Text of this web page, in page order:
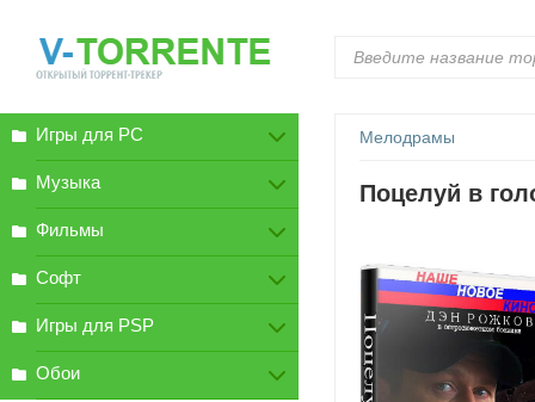
Мелодрамы
Поцелуй в
Игры для PC
Музыка
Фильмы
Софт
Игры для PSP
Обои